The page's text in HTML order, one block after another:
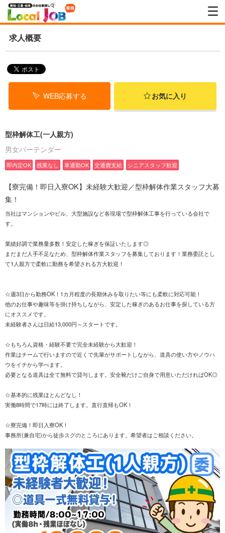
求人概要
WEB応募する お気に入り
型枠解体工(一人親方)
男女バーテンダー
即内定OK 残業なし 車通勤OK 交通費支給 シニアスタッフ歓迎
【寮完備！即日入寮OK】未経験大歓迎／型枠解体作業スタッフ大募
集！
当社はマンションやビル、大型施設など各現場で型枠解体工事を行っている会社で
す。
業績好調で業務量多数！安定した稼ぎを保証いたします◎
まだまだ人手不足なため、型枠解体作業スタッフを募集しております！業務委託とし
て1人親方で柔軟に勤務を希望される方大歓迎！
☆週3日から勤務OK！1カ月程度の長期休みを取りたい等にも柔軟に対応可能！
他のお仕事や趣味等を掛け持ちしながら、安定した稼ぎのあるお仕事を探している方
にオススメです。
未経験者さんは日給13,000円～スタートです。
☆もちろん資格・経験不要で完全未経験から大歓迎！
作業はチームで行いますので近くで先輩がサポートしながら、道具の使い方やノウハ
ウをイチから学べます。
必要となる道具は全て無料で貸与します。安全靴だけご自身で用意いただければOK◎
☆基本的に残業ほとんどなし！
実働8時間で17時には終了します。直行直帰もOK！
☆寮完備！即日入寮OK！
事務所(兼自宅)から徒歩スグのところにあります。希望者はご相談ください。